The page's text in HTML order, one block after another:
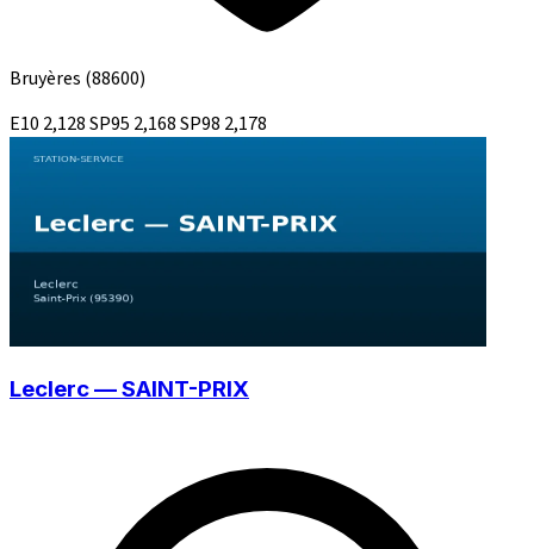
Bruyères (88600)
E10 2,128SP95 2,168SP98 2,178
Leclerc — SAINT-PRIX